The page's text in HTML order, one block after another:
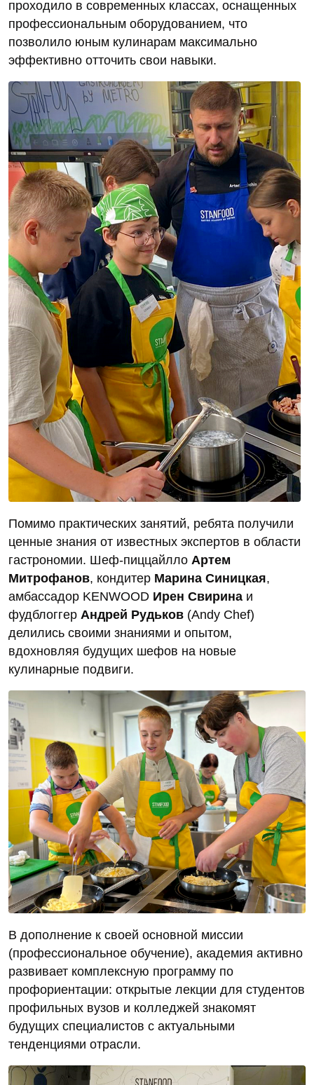
проходило в современных классах, оснащенных
профессиональным оборудованием, что
позволило юным кулинарам максимально
эффективно отточить свои навыки.
Помимо практических занятий, ребята получили
ценные знания от известных экспертов в области
гастрономии. Шеф-пиццайлло Артем
Митрофанов, кондитер Марина Синицкая,
амбассадор KENWOOD Ирен Свирина и
фудблоггер Андрей Рудьков (Andy Chef)
делились своими знаниями и опытом,
вдохновляя будущих шефов на новые
кулинарные подвиги.
В дополнение к своей основной миссии
(профессиональное обучение), академия активно
развивает комплексную программу по
профориентации: открытые лекции для студентов
профильных вузов и колледжей знакомят
будущих специалистов с актуальными
тенденциями отрасли.